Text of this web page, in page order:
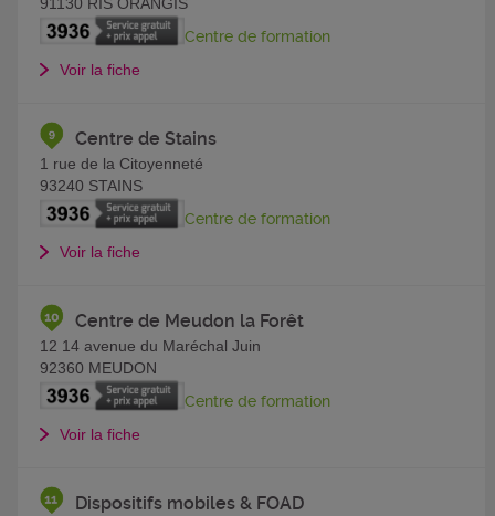
Centre de formation
Voir la fiche
Centre de Stains
1 rue de la Citoyenneté
93240 STAINS
Centre de formation
Voir la fiche
Centre de Meudon la Forêt
12 14 avenue du Maréchal Juin
92360 MEUDON
Centre de formation
Voir la fiche
Dispositifs mobiles & FOAD